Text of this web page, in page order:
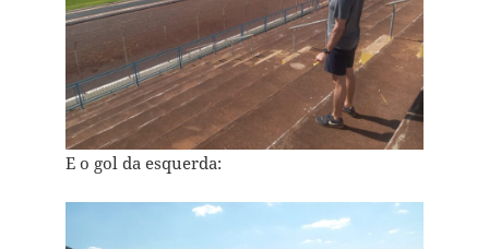
E o gol da esquerda: